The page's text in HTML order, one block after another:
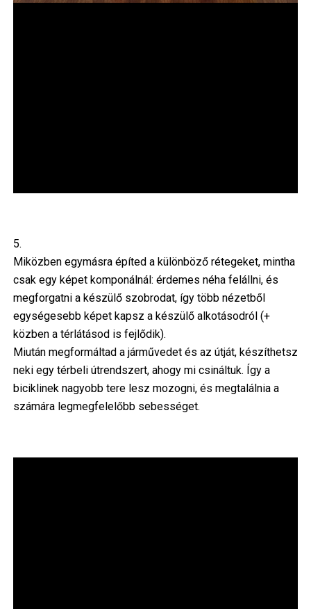
5.
Miközben egymásra építed a különböző rétegeket, mintha
csak egy képet komponálnál: érdemes néha felállni, és
megforgatni a készülő szobrodat, így több nézetből
egységesebb képet kapsz a készülő alkotásodról (+
közben a térlátásod is fejlődik).
Miután megformáltad a járművedet és az útját, készíthetsz
neki egy térbeli útrendszert, ahogy mi csináltuk. Így a
biciklinek nagyobb tere lesz mozogni, és megtalálnia a
számára legmegfelelőbb sebességet.